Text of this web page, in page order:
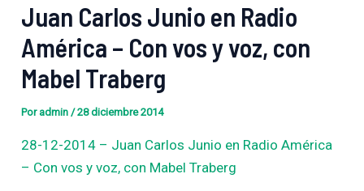
Juan Carlos Junio en Radio
América – Con vos y voz, con
Mabel Traberg
Por admin/28 diciembre 2014
28-12-2014 – Juan Carlos Junio en Radio América
– Con vos y voz, con Mabel Traberg